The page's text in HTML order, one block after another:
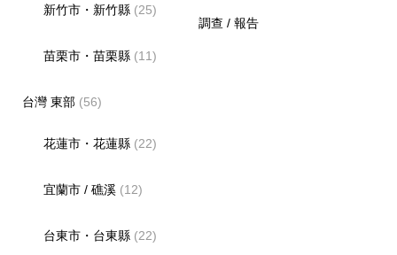
新竹市・新竹縣 (25)
苗栗市・苗栗縣 (11)
台灣 東部(56)
花蓮市・花蓮縣 (22)
宜蘭市 / 礁溪 (12)
台東市・台東縣 (22)
調查 / 報告